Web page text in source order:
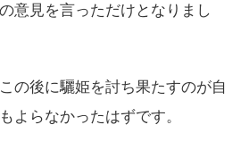
意見を言っただけとなりまし
の後に驪姫を討ち果たすのが自
よらなかったはずです。